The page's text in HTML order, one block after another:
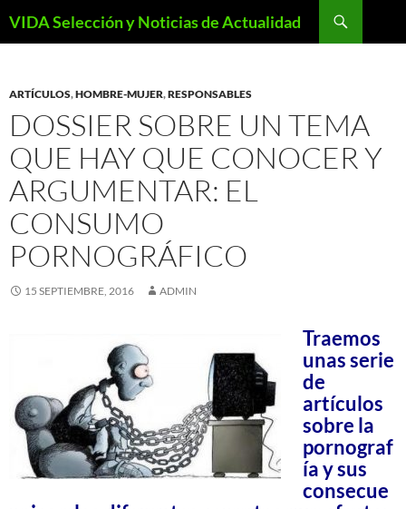
VIDA Selección y Noticias de Actualidad
ARTÍCULOS,HOMBRE-MUJER,RESPONSABLES
DOSSIER SOBRE UN TEMA
QUE HAY QUE CONOCER Y
ARGUMENTAR: EL
CONSUMO
PORNOGRÁFICO
15 SEPTIEMBRE, 2016 ADMIN
Traemos
unas serie
de
artículos
sobre la
pornograf
ía y sus
consecue